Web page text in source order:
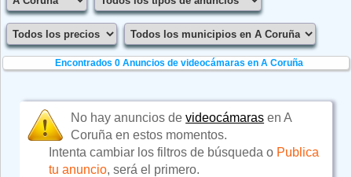
Encontrados 0Anuncios de videocámaras en A Coruña
No hay anuncios devideocámaras en A
Coruña en estos momentos.
Intenta cambiar los filtros de búsqueda o Publica
tu anuncio, será el primero.